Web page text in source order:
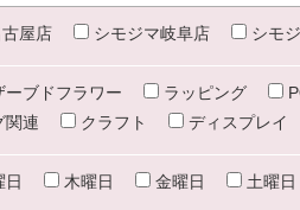
屋店 シモジマ岐阜店 シモ
ーブドフラワー ラッピング
関連 クラフト ディスプレイ
日 木曜日 金曜日 土曜日